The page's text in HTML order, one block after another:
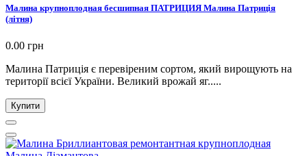
Малина крупноплодная бесшипная ПАТРИЦИЯ Малина Патриція
(літня)
0.00 грн
Малина Патриція є перевіреним сортом, який вирощують на
території всієї України. Великий врожай яг.....
Купити